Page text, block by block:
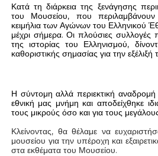
Κατά τη διάρκεια της ξενάγησης
του Μουσείου, που περιλαμβάνουν
κειμήλια των Αγώνων του Ελληνικού
μέχρι σήμερα. Οι πλούσιες
της ιστορίας του Ελληνισμού,
καθοριστικής σημασίας για την εξέλιξή
Η σύντομη αλλά περιεκτική
εθνική μας μνήμη και αποδείχθηκε
τους μικρούς όσο και για τους
Κλείνοντας, θα θέλαμε να
μουσείου για την υπέροχη και
στα εκθέματα του Μουσείου.